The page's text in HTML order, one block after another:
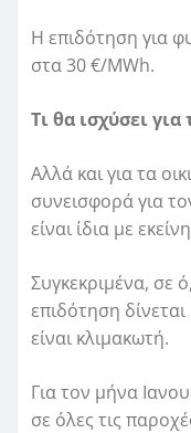
Η επιδότηση για
στα 30 €/MWh.
Τι θα ισχύσει
Αλλά και για τα
συνεισφορά για
είναι ίδια με
Συγκεκριμένα, σε
επιδότηση
είναι κλιμακωτή.
Για τον μήνα
σε όλες τις